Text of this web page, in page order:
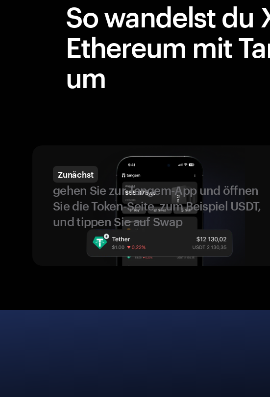
So wandelst du
Ethereum mit
um
Zunächst
gehen Sie zur Tangem-App und öffnen
Sie die Token-Seite, zum Beispiel USDT,
und tippen Sie auf Swap